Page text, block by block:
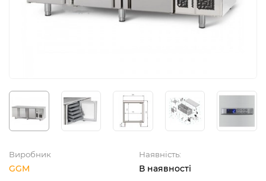
Виробник
GGM
Наявність:
В наявності